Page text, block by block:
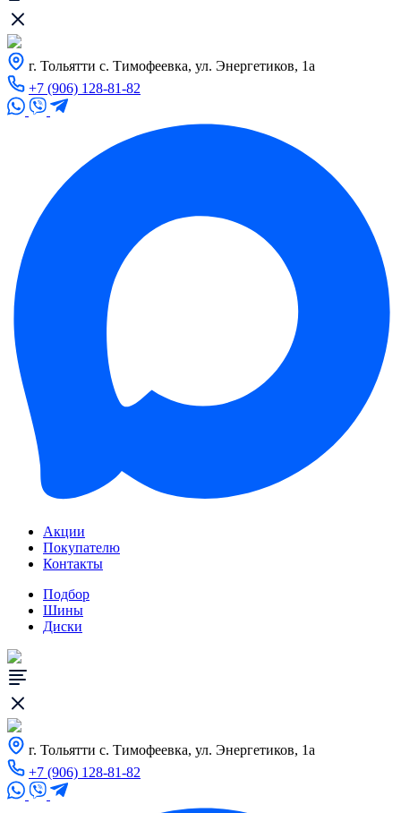
г. Тольятти с. Тимофеевка, ул. Энергетиков, 1а
+7 (906) 128-81-82
Акции
Покупателю
Контакты
Подбор
Шины
Диски
г. Тольятти с. Тимофеевка, ул. Энергетиков, 1а
+7 (906) 128-81-82